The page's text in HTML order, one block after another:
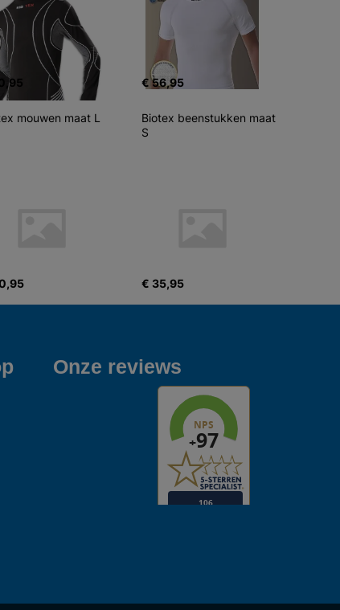
€ 56,95
mouwen maat L
Biotex beenstukken maat
S
€ 35,95
Onze reviews